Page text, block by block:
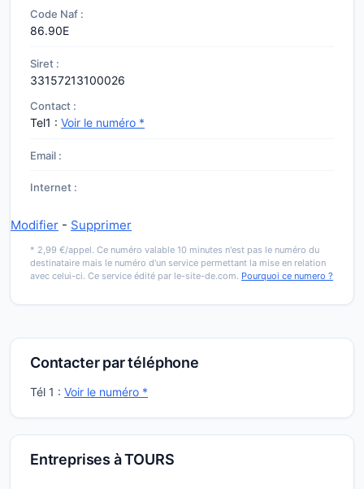
Code Naf :
86.90E
Siret :
33157213100026
Contact :
Tel1 : Voir le numéro *
Email :
Internet :
Modifier - Supprimer
* 2,99 €/appel. Ce numéro valable 10 minutes n'est pas le numéro du
destinataire mais le numéro d'un service permettant la mise en relation
avec celui-ci. Ce service édité par le-site-de.com. Pourquoi ce numero ?
Contacter par téléphone
Tél 1 : Voir le numéro *
Entreprises à TOURS